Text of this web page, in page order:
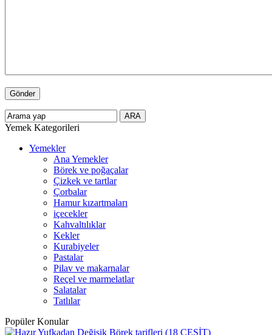
Yemek Kategorileri
Yemekler
Ana Yemekler
Börek ve poğaçalar
Çizkek ve tartlar
Çorbalar
Hamur kızartmaları
içecekler
Kahvaltılıklar
Kekler
Kurabiyeler
Pastalar
Pilav ve makarnalar
Reçel ve marmelatlar
Salatalar
Tatlılar
Popüler Konular